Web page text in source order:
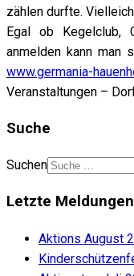
zählen durfte.
Egal ob Kegelclub,
anmelden kann man
www.germania-
Veranstaltungen –
Suche
Suchen
Letzte Meldungen
Aktions August